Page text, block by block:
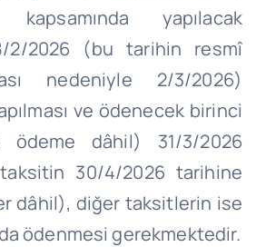
yapılacak
2/2026 (bu tarihin resmî
nedeniyle 2/3/2026)
ve ödenecek birinci
dâhil) 31/3/2026
30/4/2026 tarihine
dâhil), diğer taksitlerin ise
ödenmesi gerekmektedir.